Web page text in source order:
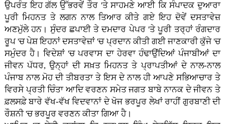
ਉਪਰੰਤ ਇਹ ਗੱਲ ਉੱਭਰਵੇਂ ਤੌਰ 'ਤੇ ਸਾਹਮਣੇ ਆਈ ਕਿ ਸੰਪਾਦਕ ਦੁਆਰਾ
ਪੂਰੀ ਮਿਹਨਤ ਤੇ ਲਗਨ ਨਾਲ ਤਿਆਰ ਕੀਤੇ ਗਏ ਇਹ ਦੋਵੇਂ ਦਸਤਾਵੇਜ਼
ਅਣਮੁੱਲੇ ਹਨ। ਸੁੰਦਰ ਛਪਾਈ ਤੇ ਦਮਦਾਰ ਪੇਪਰ 'ਤੇ ਪੂਰੀ ਤਰ੍ਹਾਂ ਰੰਗਦਾਰ
ਰੂਪ 'ਚ ਪੇਸ਼ ਇਹਨਾਂ ਦਸਤਾਵੇਜ਼ਾਂ 'ਚ ਪ੍ਰਦਾਨ ਕੀਤੀ ਗਈ ਜਾਣਕਾਰੀ ਕੁੱਜੇ 'ਚ
ਸਮੁੰਦਰ ਹੈ। ਵਿਦੇਸ਼ਾਂ 'ਚ ਪਰਵਾਸ ਦਾ ਹੇਰਵਾ ਹੰਢਾਉਂਦਿਆਂ ਪੰਜਾਬੀਆਂ ਦਾ
ਜੀਵਨ ਪੱਧਰ, ਉਨ੍ਹਾਂ ਦੀ ਸਖ਼ਤ ਮਿਹਨਤ ਤੇ ਪ੍ਰਾਪਤੀਆਂ ਦੇ ਨਾਲ-ਨਾਲ
ਪੰਜਾਬ ਨਾਲ ਮੋਹ ਦੀ ਤੀਬਰਤਾ ਤੇ ਇਸ ਦੇ ਨਾਲ ਹੀ ਆਪਣੇ ਸਭਿਆਚਾਰ ਤੇ
ਵਿਰਸੇ ਪ੍ਰਤੀ ਚਿੰਤਾ ਆਦਿ ਵਰਣਨ ਸਮੇਤ ਜਗਤ ਬਾਬੇ ਨਾਨਕ ਦੇ ਜੀਵਨ ਤੇ
ਫ਼ਲਸਫ਼ੇ ਬਾਰੇ ਵੱਖ-ਵੱਖ ਵਿਦਵਾਨਾਂ ਦੇ ਖੋਜ ਭਰਪੂਰ ਲੇਖਾਂ ਰਾਹੀਂ ਗੁਰਬਾਣੀ ਦੀ
ਰੌਸ਼ਨੀ 'ਚ ਭਰਪੂਰ ਵਰਣਨ ਕੀਤਾ ਗਿਆ ਹੈ।